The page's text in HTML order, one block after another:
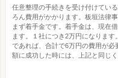
任意整理の手続きを受け付けてい
ろん費用がかかります。板垣法律
まず着手金です。着手金は、現在
ます。１社につき2万円になりま
であれば、合計で6万円の費用が
額に成功した時には、上記と同じく